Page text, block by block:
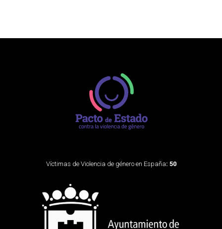
Víctimas de Violencia de género en España: 50